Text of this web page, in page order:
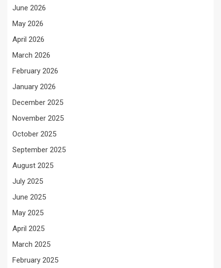
June 2026
May 2026
April 2026
March 2026
February 2026
January 2026
December 2025
November 2025
October 2025
September 2025
August 2025
July 2025
June 2025
May 2025
April 2025
March 2025
February 2025